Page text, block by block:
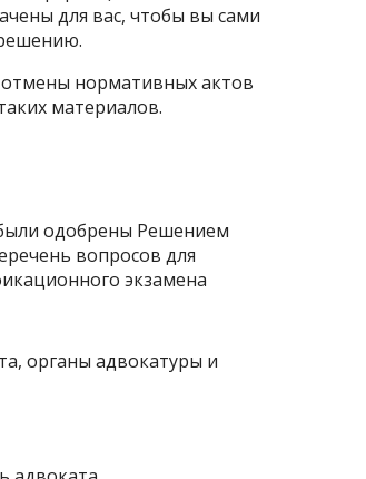
для вас, чтобы вы сами
отмены нормативных актов
материалов.
одобрены Решением
вопросов для
экзамена
органы адвокатуры и